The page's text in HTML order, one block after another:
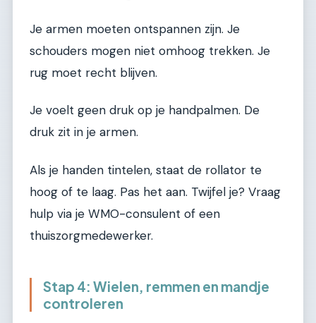
Je armen moeten ontspannen zijn. Je
schouders mogen niet omhoog trekken. Je
rug moet recht blijven.
Je voelt geen druk op je handpalmen. De
druk zit in je armen.
Als je handen tintelen, staat de rollator te
hoog of te laag. Pas het aan. Twijfel je? Vraag
hulp via je WMO-consulent of een
thuiszorgmedewerker.
Stap 4: Wielen, remmen en mandje
controleren